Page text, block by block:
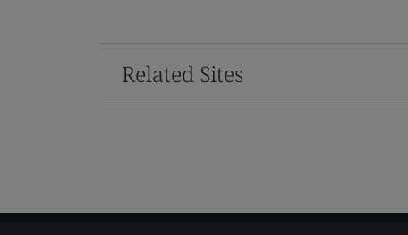
Related Sites